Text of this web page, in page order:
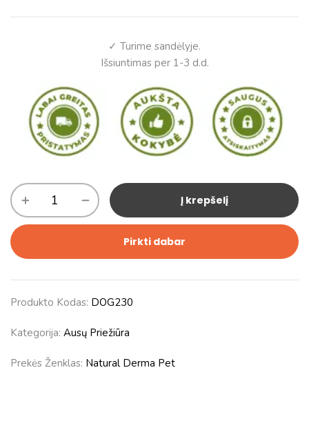
✓ Turime sandėlyje.
Išsiuntimas per 1-3 d.d.
Į krepšelį
Pirkti dabar
Produkto Kodas: DOG230
Kategorija: Ausų Priežiūra
Prekės Ženklas: Natural Derma Pet